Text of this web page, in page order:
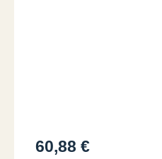
Regulärer Preis:
60,88 €